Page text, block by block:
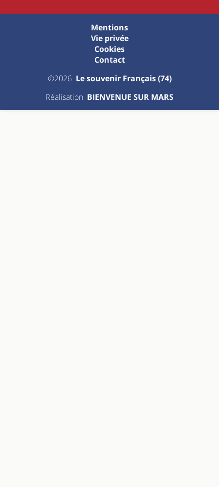
©2026 Le souvenir Français (74)
Mentions
Vie privée
Cookies
Contact
Réalisation BIENVENUE SUR MARS